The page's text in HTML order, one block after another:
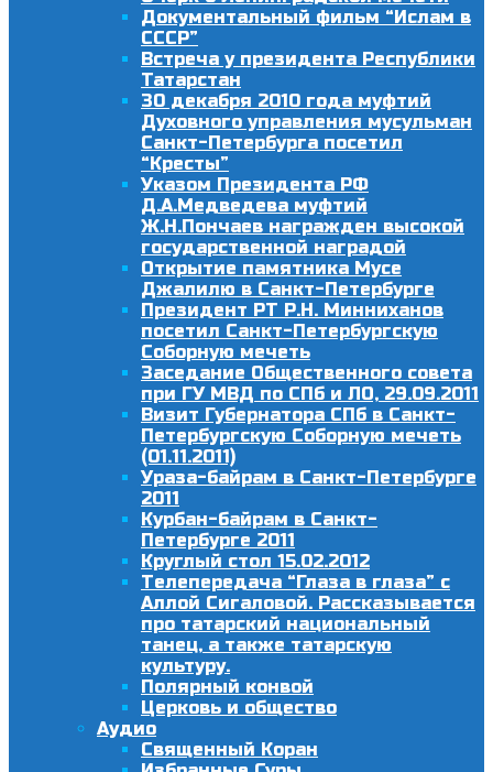
Документальный фильм “Ислам в
СССР”
Встреча у президента Республики
Татарстан
30 декабря 2010 года муфтий
Духовного управления мусульман
Санкт-Петербурга посетил
“Кресты”
Указом Президента РФ
Д.А.Медведева муфтий
Ж.Н.Пончаев награжден высокой
государственной наградой
Открытие памятника Мусе
Джалилю в Санкт-Петербурге
Президент РТ Р.Н. Минниханов
посетил Санкт-Петербургскую
Соборную мечеть
Заседание Общественного совета
при ГУ МВД по СПб и ЛО, 29.09.2011
Визит Губернатора СПб в Санкт-
Петербургскую Соборную мечеть
(01.11.2011)
Ураза-байрам в Санкт-Петербурге
2011
Курбан-байрам в Санкт-
Петербурге 2011
Круглый стол 15.02.2012
Телепередача “Глаза в глаза” с
Аллой Сигаловой. Рассказывается
про татарский национальный
танец, а также татарскую
культуру.
Полярный конвой
Церковь и общество
Аудио
Священный Коран